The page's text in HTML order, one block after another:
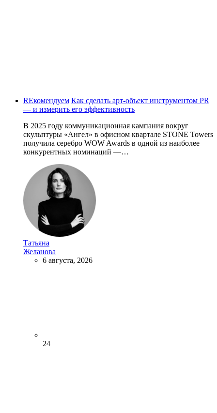
REкомендуем Как сделать арт-объект инструментом PR
— и измерить его эффективность
В 2025 году коммуникационная кампания вокруг
скульптуры «Ангел» в офисном квартале STONE Towers
получила серебро WOW Awards в одной из наиболее
конкурентных номинаций —…
Татьяна
Желанова
6 августа, 2026
24